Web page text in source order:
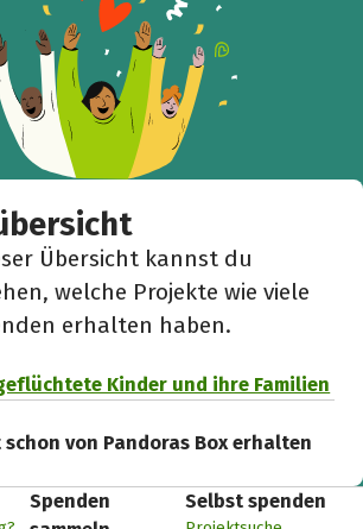
Übersicht kannst du
welche Projekte wie viele
erhalten haben.
Kinder und ihre Familien
von Pandoras Box erhalten
Spenden
Selbst spenden